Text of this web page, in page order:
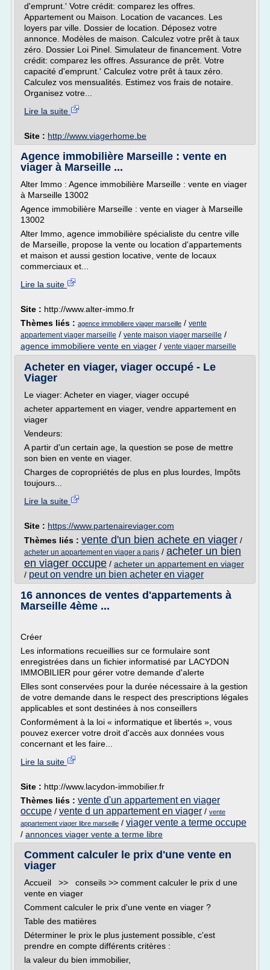
d'emprunt.' Votre crédit: comparez les offres.
Appartement ou Maison. Location de vacances. Les
loyers par ville. Dossier de location. Déposez votre
annonce. Modèles de maison. Calculez votre prêt à taux
zéro. Dossier Loi Pinel. Simulateur de financement. Votre
crédit: comparez les offres. Assurance de prêt. Votre
capacité d'emprunt.' Calculez votre prêt à taux zéro.
Calculez vos mensualités. Estimez vos frais de notaire.
Organisez votre...
Lire la suite
Site : http://www.viagerhome.be
Agence immobilière Marseille : vente en
viager à Marseille ...
Alter Immo : Agence immobilière Marseille : vente en viager
à Marseille 13002
Agence immobilière Marseille : vente en viager à Marseille
13002
Alter Immo, agence immobilière spécialiste du centre ville
de Marseille, propose la vente ou location d'appartements
et maison et aussi gestion locative, vente de locaux
commerciaux et...
Lire la suite
Site : http://www.alter-immo.fr
Thèmes liés : agence immobiliere viager marseille / vente
appartement viager marseille / vente maison viager marseille /
agence immobiliere vente en viager / vente viager marseille
Acheter en viager, viager occupé - Le
Viager
Le viager: Acheter en viager, viager occupé
acheter appartement en viager, vendre appartement en
viager
Vendeurs:
A partir d'un certain age, la question se pose de mettre
son bien en vente en viager.
Charges de copropriétés de plus en plus lourdes, Impôts
toujours...
Lire la suite
Site : https://www.partenaireviager.com
Thèmes liés : vente d'un bien achete en viager /
acheter un appartement en viager a paris / acheter un bien
en viager occupe / acheter un appartement en viager
/ peut on vendre un bien acheter en viager
16 annonces de ventes d'appartements à
Marseille 4ème ...
Créer
Les informations recueillies sur ce formulaire sont
enregistrées dans un fichier informatisé par LACYDON
IMMOBILIER pour gérer votre demande d'alerte
Elles sont conservées pour la durée nécessaire à la gestion
de votre demande dans le respect des prescriptions légales
applicables et sont destinées à nos conseillers
Conformément à la loi « informatique et libertés », vous
pouvez exercer votre droit d'accès aux données vous
concernant et les faire...
Lire la suite
Site : http://www.lacydon-immobilier.fr
Thèmes liés : vente d'un appartement en viager
occupe / vente d un appartement en viager / vente
appartement viager libre marseille / viager vente a terme occupe
/ annonces viager vente a terme libre
Comment calculer le prix d'une vente en
viager
Accueil >> conseils >> comment calculer le prix d une
vente en viager
Comment calculer le prix d'une vente en viager ?
Table des matières
Déterminer le prix le plus justement possible, c'est
prendre en compte différents critères :
la valeur du bien immobilier,